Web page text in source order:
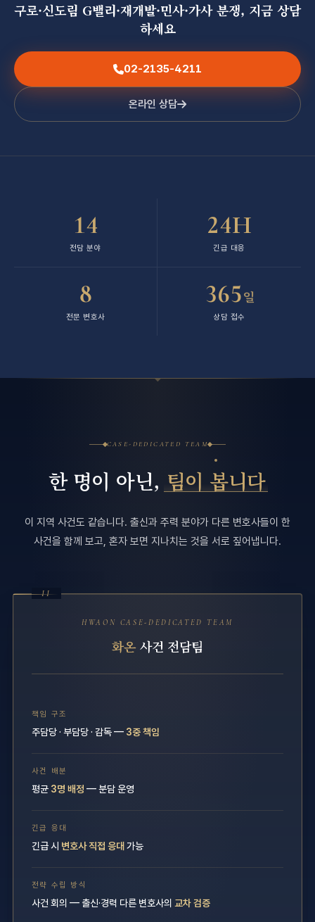
구로·신도림 G밸리·재개발·민사·가사 분쟁, 지금 상담
하세요
02-2135-4211
온라인 상담
14
전담 분야
24H
긴급 대응
8
전문 변호사
365일
상담 접수
CASE-DEDICATED TEAM
한 명이 아닌, 팀이 봅니다
이 지역 사건도 같습니다. 출신과 주력 분야가 다른 변호사들이 한
사건을 함께 보고, 혼자 보면 지나치는 것을 서로 짚어냅니다.
II
HWAON CASE-DEDICATED TEAM
화온사건 전담팀
책임 구조
주담당 · 부담당 · 감독 — 3중 책임
사건 배분
평균 3명 배정 — 분담 운영
긴급 응대
긴급 시 변호사 직접 응대 가능
전략 수립 방식
사건 회의 — 출신·경력 다른 변호사의 교차 검증